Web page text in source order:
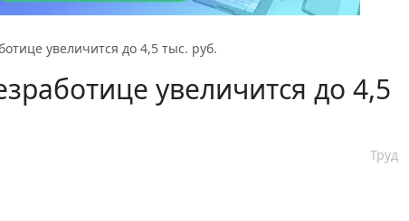
увеличится до 4,5 тыс. руб.
увеличится до 4,5
Труд